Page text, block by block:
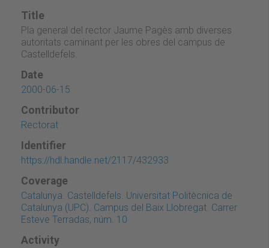
Title
Pla general del rector Jaume Pagès amb diverses
autoritats caminant per les obres del campus de
Castelldefels.
Date
2000-06-15
Contributor
Rectorat
Identifier
https://hdl.handle.net/2117/432933
Coverage
Catalunya. Castelldefels. Universitat Politècnica de
Catalunya (UPC). Campus del Baix Llobregat. Carrer
Esteve Terradas, núm. 10
Activity